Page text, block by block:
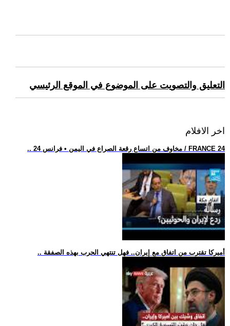
التعليق والتصويت على الموضوع في الموقع الرئيسي
اخر الافلام
.. مخاوف من اتساع رقعة الصراع في اليمن • فرانس 24 / FRANCE 24
.. أميركا تقترب من اتفاق مع إيران.. فهل تنتهي الحرب بهذه الصفقة